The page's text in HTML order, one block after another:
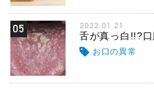
05 2022.01.21
舌が真っ白!!?
お口の異常